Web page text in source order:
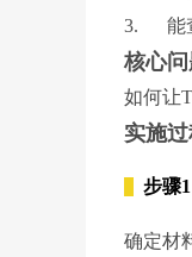
3. 能查
核心
如何让
实施
步骤1
确定材